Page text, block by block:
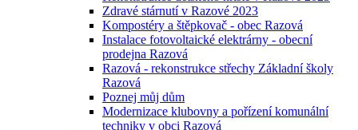
Zdravé stárnutí v Razové 2023
Kompostéry a štěpkovač - obec Razová
Instalace fotovoltaické elektrárny - obecní
prodejna Razová
Razová - rekonstrukce střechy Základní školy
Razová
Poznej můj dům
Modernizace klubovny a pořízení komunální
techniky v obci Razová